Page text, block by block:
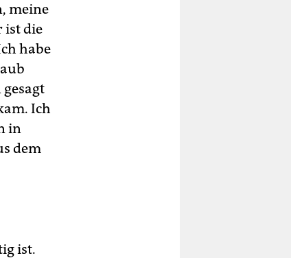
meine
ist die
habe
Ich
in
dem
ist.